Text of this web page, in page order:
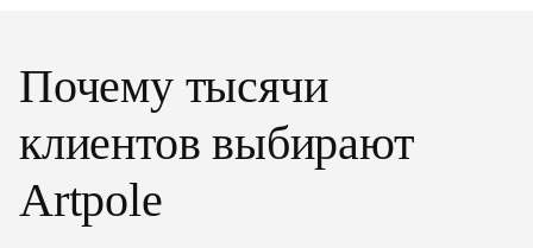
Почему тысячи
клиентов выбирают
Artpole